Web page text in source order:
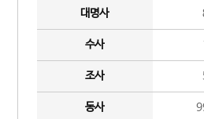
대명사
수사
조사
동사